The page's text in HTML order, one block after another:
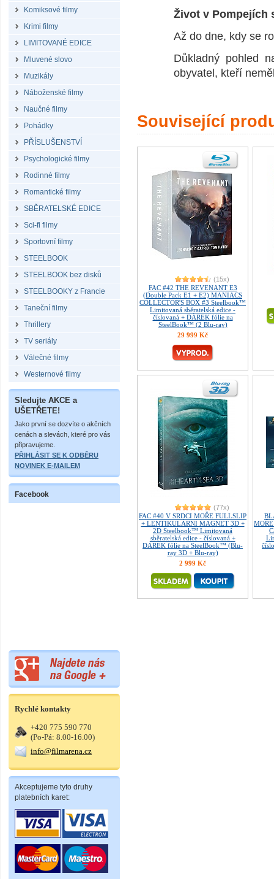
Komiksové filmy
Krimi filmy
LIMITOVANÉ EDICE
Mluvené slovo
Muzikály
Náboženské filmy
Naučné filmy
Pohádky
PŘÍSLUŠENSTVÍ
Psychologické filmy
Rodinné filmy
Romantické filmy
SBĚRATELSKÉ EDICE
Sci-fi filmy
Sportovní filmy
STEELBOOK
STEELBOOK bez disků
STEELBOOKY z Francie
Taneční filmy
Thrillery
TV seriály
Válečné filmy
Westernové filmy
Sledujte AKCE a
UŠETŘETE!
Jako první se dozvíte o akčních
cenách a slevách, které pro vás
připravujeme.
PŘIHLÁSIT SE K ODBĚRU
NOVINEK E-MAILEM
Facebook
Rychlé kontakty
+420 775 590 770
(Po-Pá: 8.00-16.00)
info@filmarena.cz
Akceptujeme tyto druhy
platebních karet:
Život v Pompejích
Až do dne, kdy se
Důkladný pohled
obyvatel, kteří
Související
(15x)
FAC #42 THE REVENANT E3
(Double Pack E1 + E2) MANIACS
COLLECTOR'S BOX #3 Steelbook™
Limitovaná sběratelská edice -
číslovaná + DÁREK fólie na
SteelBook™ (2 Blu-ray)
29 999 Kč
(77x)
FAC #40 V SRDCI MOŘE FULLSLIP
+ LENTIKULÁRNÍ MAGNET 3D +
2D Steelbook™ Limitovaná
sběratelská edice - číslovaná +
DÁREK fólie na SteelBook™ (Blu-
ray 3D + Blu-ray)
2 999 Kč